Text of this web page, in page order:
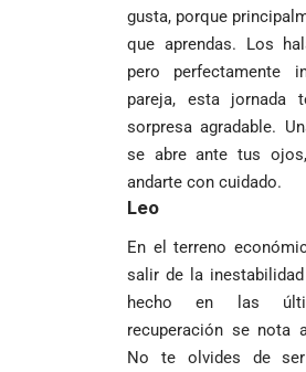
gusta, porque
que aprendas. Los
pero perfectamente
pareja, esta jornada
sorpresa agradable.
se abre ante tus
andarte con cuidado.
Leo
En el terreno
salir de la
hecho en las
recuperación se nota
No te olvides de